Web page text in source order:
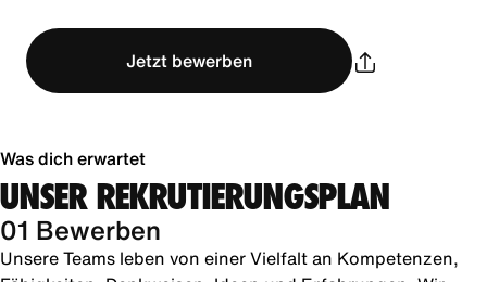
Jetzt bewerben
Was dich erwartet
UNSER REKRUTIERUNGSPLAN
01 Bewerben
Unsere Teams leben von einer Vielfalt an Kompetenzen,